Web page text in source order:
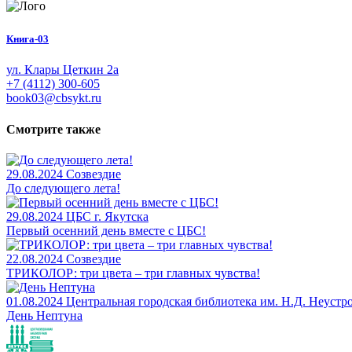
Книга-03
ул. Клары Цеткин 2а
+7 (4112) 300-605
book03@cbsykt.ru
Смотрите также
29.08.2024 Созвездие
До следующего лета!
29.08.2024 ЦБС г. Якутска
Первый осенний день вместе с ЦБС!
22.08.2024 Созвездие
ТРИКОЛОР: три цвета – три главных чувства!
01.08.2024 Центральная городская библиотека им. Н.Д.
День Нептуна